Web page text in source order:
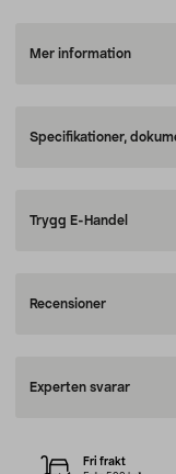
Mer information
Specifikationer,
Trygg E-Handel
Recensioner
Experten svarar
Fri frakt